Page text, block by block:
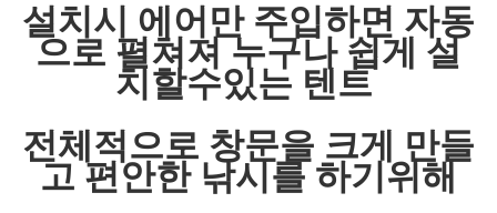
설치시 에어만 주입하면 자동
으로 펼쳐져 누구나 쉽게 설
치할수있는 텐트
전체적으로 창문을 크게 만들
고 편안한 낚시를 하기위해